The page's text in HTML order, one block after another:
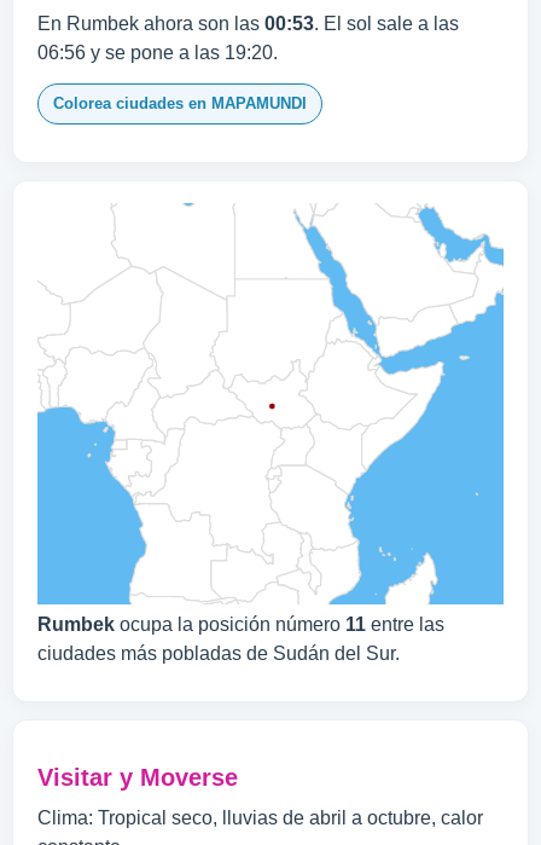
En Rumbek ahora son las 00:53. El sol sale a las
06:56 y se pone a las 19:20.
Colorea ciudades en MAPAMUNDI
Rumbek ocupa la posición número 11 entre las
ciudades más pobladas de Sudán del Sur.
Visitar y Moverse
Clima: Tropical seco, lluvias de abril a octubre, calor